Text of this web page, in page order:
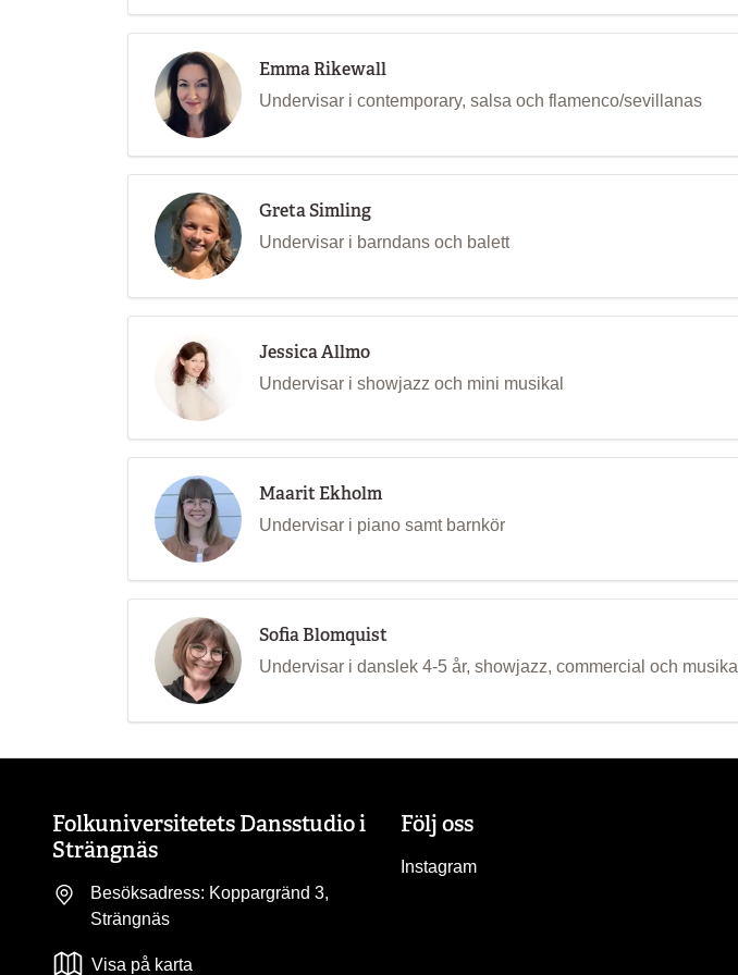
Emma Rikewall
Undervisar i contemporary, salsa och flamenco/sevillanas
Greta Simling
Undervisar i barndans och balett
Jessica Allmo
Undervisar i showjazz och mini musikal
Maarit Ekholm
Undervisar i piano samt barnkör
Sofia Blomquist
Undervisar i danslek 4-5 år, showjazz, commercial och musikal
Folkuniversitetets Dansstudio i
Strängnäs
Besöksadress: Koppargränd 3,
Strängnäs
Visa på karta
Följ oss
Instagram